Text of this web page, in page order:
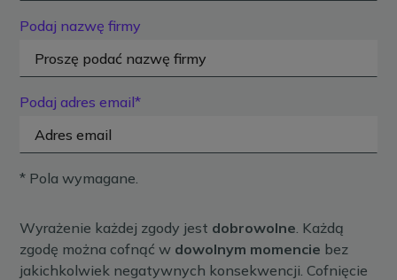
Podaj nazwę firmy
Podaj adres email*
* Pola wymagane.
Wyrażenie każdej zgody jest dobrowolne . Każdą
zgodę można cofnąć w dowolnym momencie bez
jakichkolwiek negatywnych konsekwencji. Cofnięcie